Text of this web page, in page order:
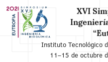
XVI
Instituto Tecnológico
11–15 de octubre